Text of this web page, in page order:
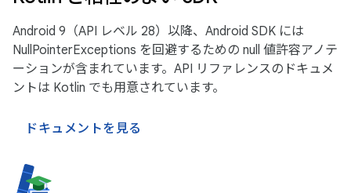
Android 9（API レベル 28）以降、Android SDK には
NullPointerExceptions を回避するための null 値許容アノテ
ーションが含まれています。API リファレンスのドキュメ
ントは Kotlin でも用意されています。
ドキュメントを見る